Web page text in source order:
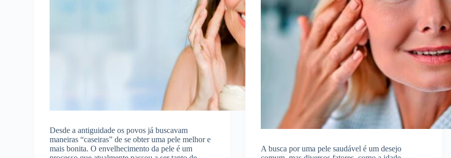
Desde a antiguidade os povos já buscavam
maneiras “caseiras” de se obter uma pele melhor e
mais bonita. O envelhecimento da pele é um
A busca por uma pele saudável é um desejo